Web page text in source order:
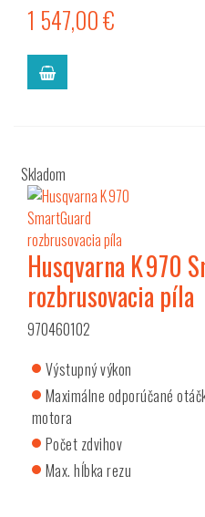
1 547,00 €
Skladom
Husqvarna K 970
rozbrusovacia píla
970460102
Výstupný výkon
Maximálne odporúčané
motora
Počet zdvihov
Max. hĺbka rezu